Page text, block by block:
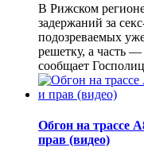
В Рижском
задержаний за
подозреваемых
решетку, а часть —
сообщает
Обгон на трассе
прав (видео)